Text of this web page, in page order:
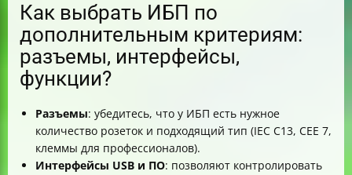
Как выбрать ИБП по
дополнительным критериям:
разъемы, интерфейсы,
функции?
Разъемы: убедитесь, что у ИБП есть нужное
количество розеток и подходящий тип (IEC C13, CEE 7,
клеммы для профессионалов).
Интерфейсы USB и ПО: позволяют контролировать